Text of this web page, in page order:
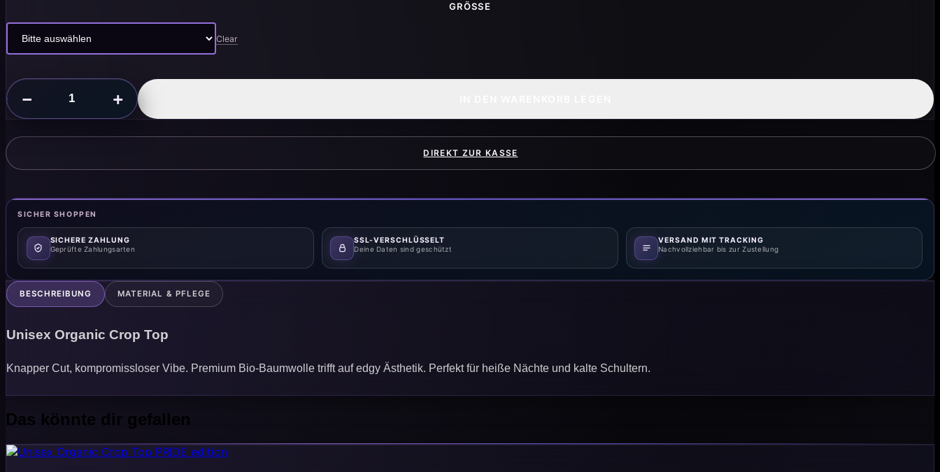
GRÖSSE
Clear
Unisex
Organic
Crop
Protect
the
Dolls
quantity
− +
DIREKT ZUR KASSE
SICHER SHOPPEN
SICHERE ZAHLUNG
Geprüfte Zahlungsarten
SSL-VERSCHLÜSSELT
Deine Daten sind geschützt
VERSAND MIT TRACKING
Nachvollziehbar bis zur Zustellung
BESCHREIBUNG MATERIAL & PFLEGE
Unisex Organic Crop Top
Knapper Cut, kompromissloser Vibe. Premium Bio-Baumwolle trifft auf edgy Ästhetik. Perfekt für heiße Nächte und kalte Schultern.
Das könnte dir gefallen